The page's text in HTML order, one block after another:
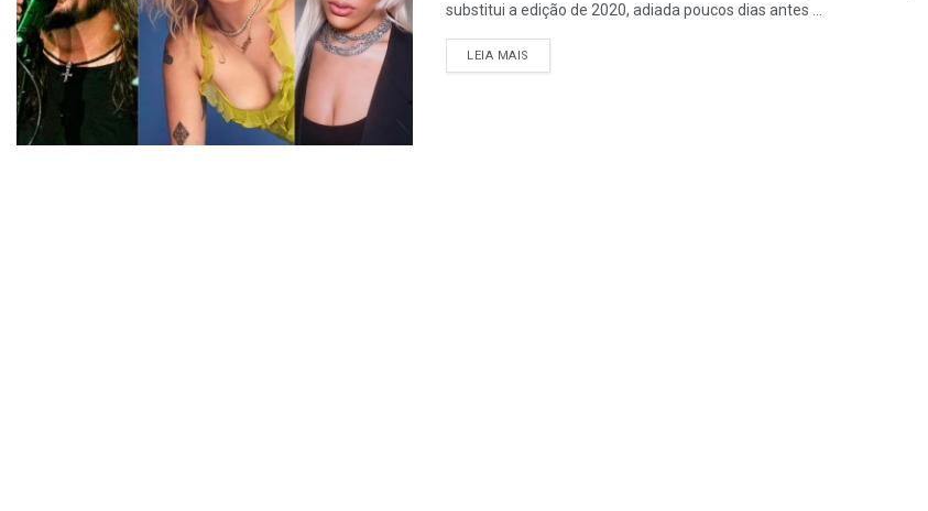
substitui a edição de 2020, adiada poucos dias antes ...
LEIA MAIS